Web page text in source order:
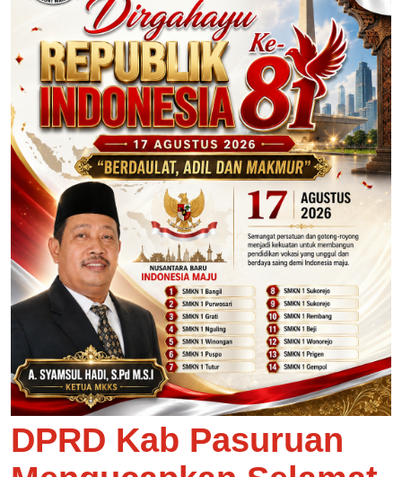
DPRD Kab Pasuruan